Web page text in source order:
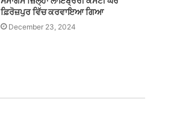
ਫ਼ਿਰੋਜ਼ਪੁਰ ਵਿੱਚ ਕਰਵਾਇਆ ਗਿਆ
December 23, 2024